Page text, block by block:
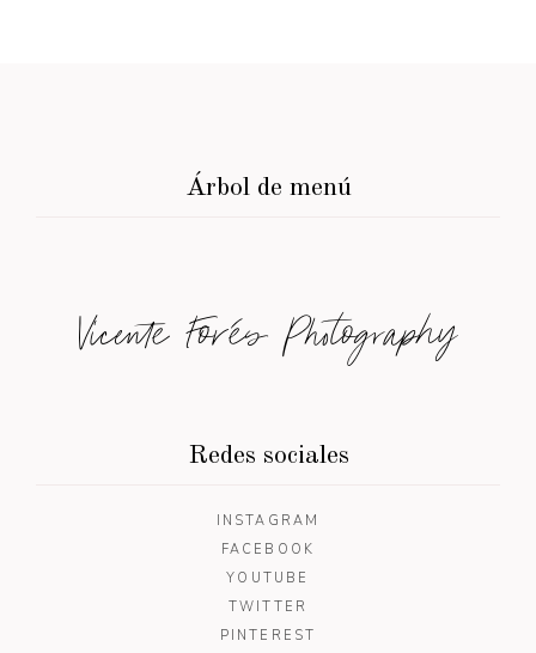
Árbol de menú
Vicente Forés Photography
Redes sociales
INSTAGRAM
FACEBOOK
YOUTUBE
TWITTER
PINTEREST